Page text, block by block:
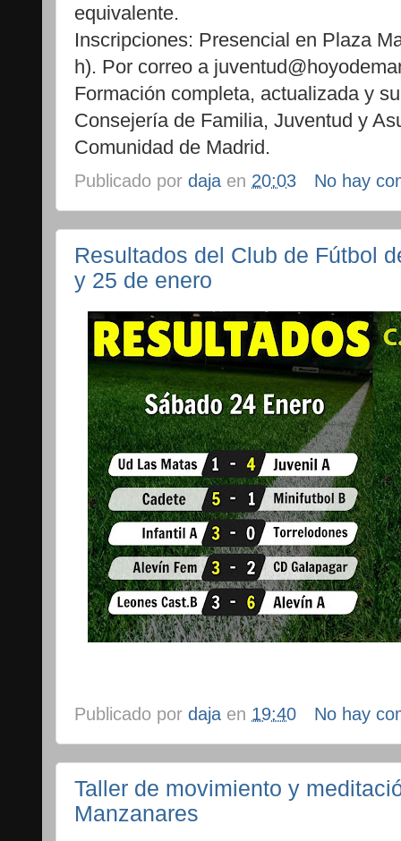
equivalente.
Inscripciones: Presencial en Plaza
h). Por correo a
Formación completa, actualizada y
Consejería de Familia, Juventud y
Comunidad de Madrid.
Publicado por daja en 20:03 No hay
Resultados del Club de Fútbol
y 25 de enero
Publicado por daja en 19:40 No hay
Taller de movimiento y
Manzanares